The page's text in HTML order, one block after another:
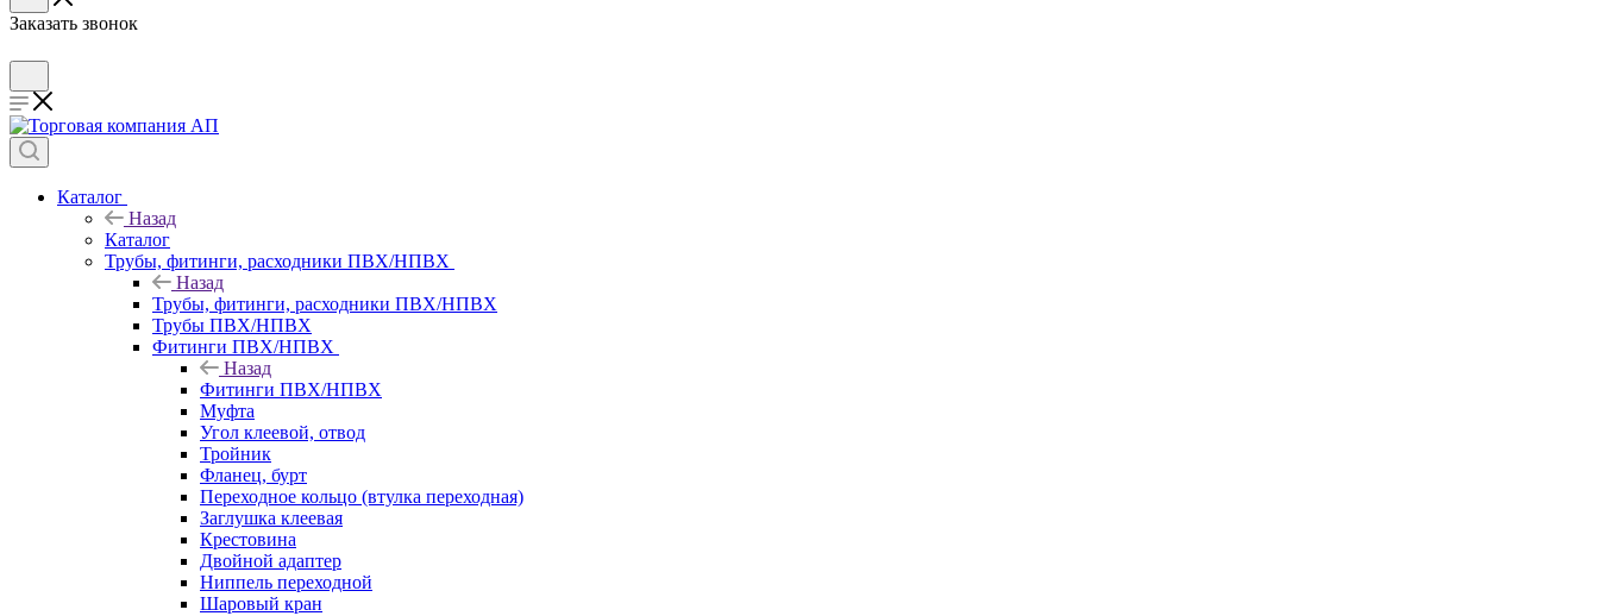
Заказать звонок
Каталог
Назад
Каталог
Трубы, фитинги, расходники ПВХ/НПВХ
Назад
Трубы, фитинги, расходники ПВХ/НПВХ
Трубы ПВХ/НПВХ
Фитинги ПВХ/НПВХ
Назад
Фитинги ПВХ/НПВХ
Муфта
Угол клеевой, отвод
Тройник
Фланец, бурт
Переходное кольцо (втулка переходная)
Заглушка клеевая
Крестовина
Двойной адаптер
Ниппель переходной
Шаровый кран